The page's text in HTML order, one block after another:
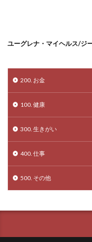
ユーグレナ・マイヘルス/ジ
200. お金
100. 健康
300. 生きがい
400. 仕事
500. その他